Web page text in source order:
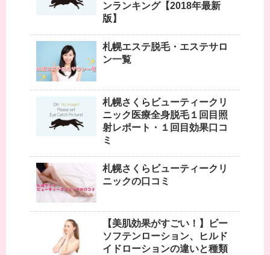
ンランキング【2018年最新
版】
札幌エステ脱毛・エステサロ
ン一覧
札幌さくらビューティークリ
ニック医療全身脱毛１回目照
射レポート・１回目効果口コ
ミ
札幌さくらビューティークリ
ニックの口コミ
【美肌効果がすごい！】ビー
ソフテンローション、ヒルド
イドローションの違いと種類